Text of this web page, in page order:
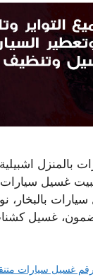
بالمنزل
غسيل
بالبخار،
غسيل
رقم غسيل سيارات